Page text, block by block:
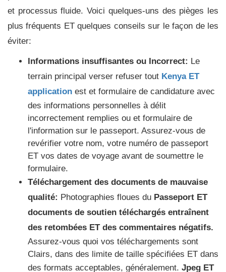
et processus fluide. Voici quelques-uns des pièges les
plus fréquents ET quelques conseils sur le façon de les
éviter:
Informations insuffisantes ou Incorrect: Le
terrain principal verser refuser tout Kenya ET
application est et formulaire de candidature avec
des informations personnelles à délit
incorrectement remplies ou et formulaire de
l'information sur le passeport. Assurez-vous de
revérifier votre nom, votre numéro de passeport
ET vos dates de voyage avant de soumettre le
formulaire.
Téléchargement des documents de mauvaise
qualité: Photographies floues du Passeport ET
documents de soutien téléchargés entraînent
des retombées ET des commentaires négatifs.
Assurez-vous quoi vos téléchargements sont
Clairs, dans des limite de taille spécifiées ET dans
des formats acceptables, généralement. Jpeg ET